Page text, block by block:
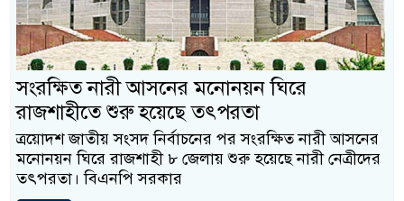
সংরক্ষিত নারী আসনের মনোনয়ন ঘিরে
রাজশাহীতে শুরু হয়েছে তৎপরতা
ত্রয়োদশ জাতীয় সংসদ নির্বাচনের পর সংরক্ষিত নারী আসনের
মনোনয়ন ঘিরে রাজশাহী ৮ জেলায় শুরু হয়েছে নারী নেত্রীদের
তৎপরতা। বিএনপি সরকার